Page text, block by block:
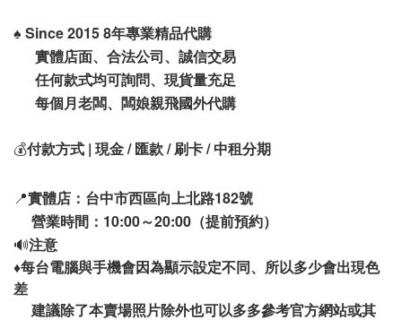
♠️ Since 2015 8年專業精品代購
實體店面、合法公司、誠信交易
任何款式均可詢問、現貨量充足
每個月老闆、闆娘親飛國外代購
💰付款方式 | 現金 / 匯款 / 刷卡 / 中租分期
📍實體店：台中市西區向上北路182號
營業時間：10:00～20:00（提前預約）
🔊注意
♦️每台電腦與手機會因為顯示設定不同、所以多少會出現色
差
建議除了本賣場照片除外也可以多多參考官方網站或其